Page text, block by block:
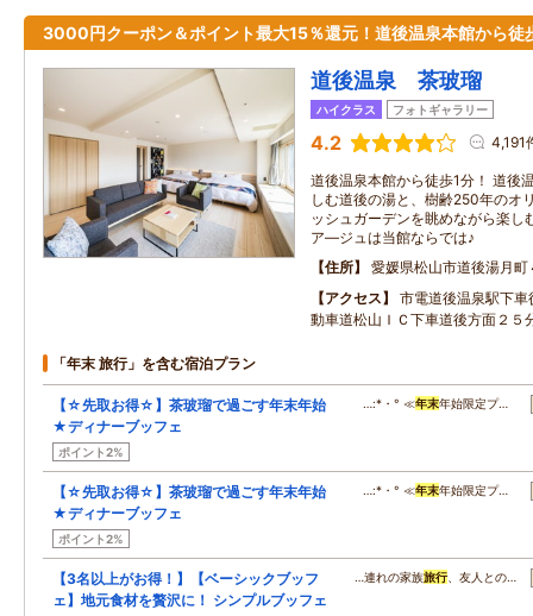
3000円クーポン＆ポイント最大15％還元！道後温泉本館から徒
道後温泉 茶玻瑠
ハイクラス フォトギャラリー
4.2 4,191
道後温泉本館から徒歩1分！ 道後
しむ道後の湯と、樹齢250年のオ
ッシュガーデンを眺めながら楽し
ア―ジュは当館ならでは♪
住所
愛媛県松山市道後湯月町
アクセス
市電道後温泉駅下
動車道松山ＩＣ下車道後方面２５
「年末 旅行」を含む宿泊プラン
【☆先取お得☆】茶玻瑠で過ごす年末年始
★ディナーブッフェ
ポイント2%
…:*・° ≪年末年始限定プ…
【☆先取お得☆】茶玻瑠で過ごす年末年始
★ディナーブッフェ
ポイント2%
…:*・° ≪年末年始限定プ…
【3名以上がお得！】【ベーシックブッフ
ェ】地元食材を贅沢に！ シンプルブッフェ
…連れの家族旅行、友人との…